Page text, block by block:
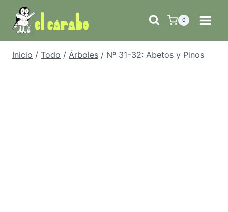
Saltar
contenido
0
Inicio / Todo / Árboles / Nº 31-32: Abetos y Pinos